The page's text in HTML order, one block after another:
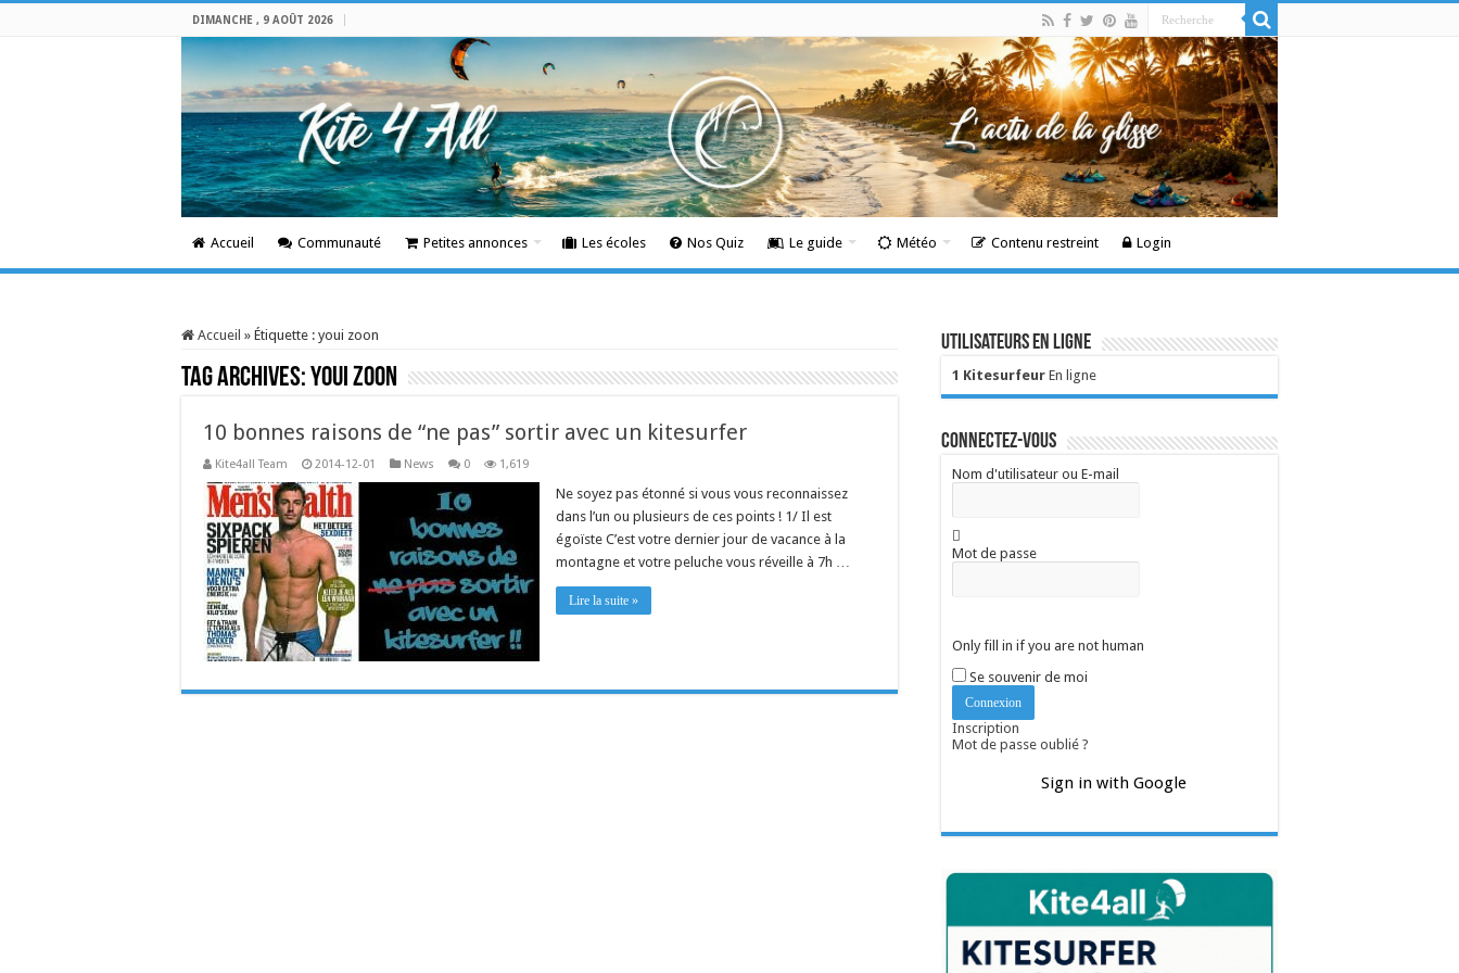
DIMANCHE , 9 AOÛT 2026
Accueil Communauté Petites annonces Les écoles Nos Quiz Le guide Météo Contenu restreint Login
Accueil » Étiquette : youi zoon
Tag Archives:youi zoon
10 bonnes raisons de “ne pas” sortir avec un kitesurfer
Kite4all Team 2014-12-01 News 0 1,619
Ne soyez pas étonné si vous vous reconnaissez
dans l’un ou plusieurs de ces points ! 1/ Il est
égoïste C’est votre dernier jour de vacance à la
montagne et votre peluche vous réveille à 7h …
Lire la suite »
Utilisateurs en ligne
1 Kitesurfeur En ligne
Connectez-vous
Nom d'utilisateur ou E-mail
Mot de passe
Only fill in if you are not human
Se souvenir de moi
Inscription
Mot de passe oublié ?
Sign in with Google